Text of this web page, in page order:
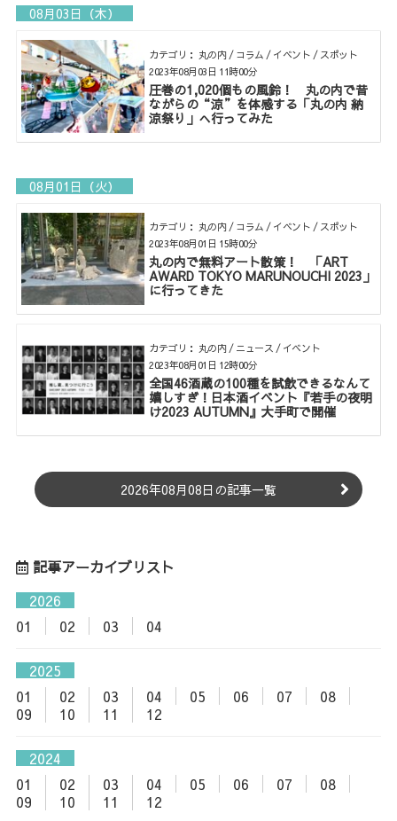
08月03日（木）
カテゴリ： 丸の内 / コラム / イベント / スポット
圧巻の1,020個もの風鈴！ 丸の内で昔
ながらの“涼”を体感する「丸の内 納
涼祭り」へ行ってみた
2023年08月03日 11時00分
08月01日（火）
カテゴリ： 丸の内 / コラム / イベント / スポット
丸の内で無料アート散策！ 「ART
AWARD TOKYO MARUNOUCHI 2023」
に行ってきた
2023年08月01日 15時00分
カテゴリ： 丸の内 / ニュース / イベント
全国46酒蔵の100種を試飲できるなんて
嬉しすぎ！日本酒イベント『若手の夜明
け2023 AUTUMN』大手町で開催
2023年08月01日 12時00分
2026年08月08日の記事一覧
記事アーカイブリスト
2026
01
02 03 04
2025
01
02 03 04 05 06 07
08
09
10 11 12
2024
01
02 03 04 05 06 07
08
09
10 11 12